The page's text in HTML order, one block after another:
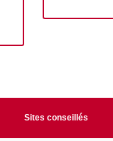
Sites conseillés